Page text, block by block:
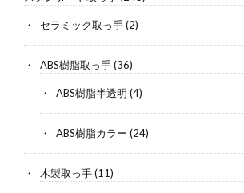
セラミック取っ手(2)
ABS樹脂取っ手(36)
ABS樹脂半透明 (4)
ABS樹脂カラー (24)
木製取っ手(11)